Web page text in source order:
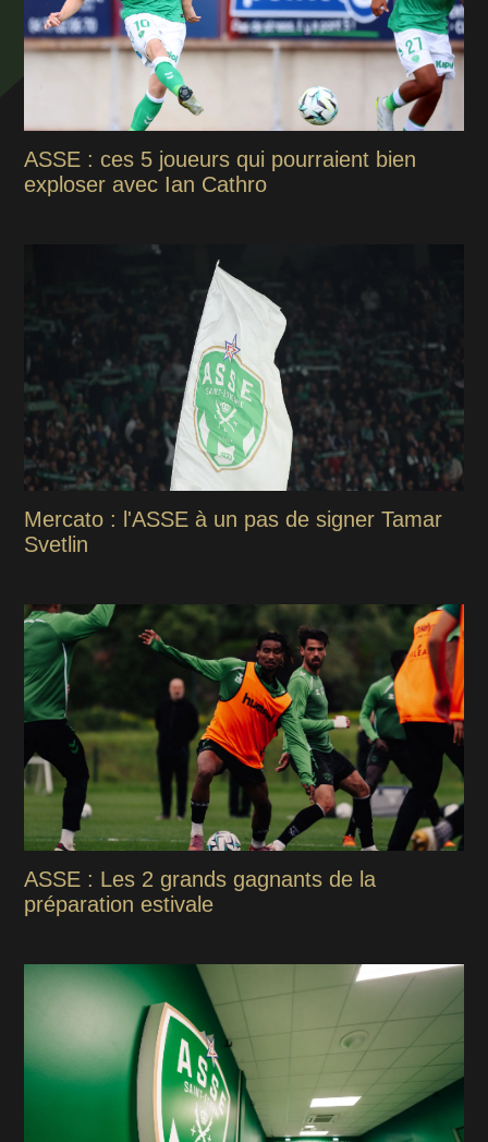
ASSE : ces 5 joueurs qui pourraient bien
exploser avec Ian Cathro
Mercato : l'ASSE à un pas de signer Tamar
Svetlin
ASSE : Les 2 grands gagnants de la
préparation estivale